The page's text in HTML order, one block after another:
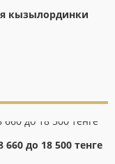
кызылординки
до 18 500 тенге